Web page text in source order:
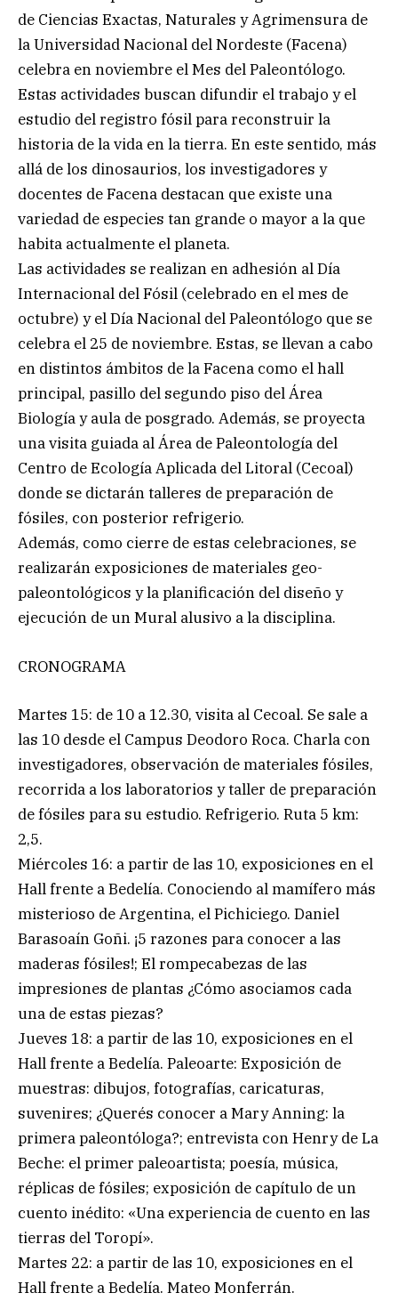
de Ciencias Exactas, Naturales y Agrimensura de
la Universidad Nacional del Nordeste (Facena)
celebra en noviembre el Mes del Paleontólogo.
Estas actividades buscan difundir el trabajo y el
estudio del registro fósil para reconstruir la
historia de la vida en la tierra. En este sentido, más
allá de los dinosaurios, los investigadores y
docentes de Facena destacan que existe una
variedad de especies tan grande o mayor a la que
habita actualmente el planeta.
Las actividades se realizan en adhesión al Día
Internacional del Fósil (celebrado en el mes de
octubre) y el Día Nacional del Paleontólogo que se
celebra el 25 de noviembre. Estas, se llevan a cabo
en distintos ámbitos de la Facena como el hall
principal, pasillo del segundo piso del Área
Biología y aula de posgrado. Además, se proyecta
una visita guiada al Área de Paleontología del
Centro de Ecología Aplicada del Litoral (Cecoal)
donde se dictarán talleres de preparación de
fósiles, con posterior refrigerio.
Además, como cierre de estas celebraciones, se
realizarán exposiciones de materiales geo-
paleontológicos y la planificación del diseño y
ejecución de un Mural alusivo a la disciplina.
CRONOGRAMA
Martes 15: de 10 a 12.30, visita al Cecoal. Se sale a
las 10 desde el Campus Deodoro Roca. Charla con
investigadores, observación de materiales fósiles,
recorrida a los laboratorios y taller de preparación
de fósiles para su estudio. Refrigerio. Ruta 5 km:
2,5.
Miércoles 16: a partir de las 10, exposiciones en el
Hall frente a Bedelía. Conociendo al mamífero más
misterioso de Argentina, el Pichiciego. Daniel
Barasoaín Goñi. ¡5 razones para conocer a las
maderas fósiles!; El rompecabezas de las
impresiones de plantas ¿Cómo asociamos cada
una de estas piezas?
Jueves 18: a partir de las 10, exposiciones en el
Hall frente a Bedelía. Paleoarte: Exposición de
muestras: dibujos, fotografías, caricaturas,
suvenires; ¿Querés conocer a Mary Anning: la
primera paleontóloga?; entrevista con Henry de La
Beche: el primer paleoartista; poesía, música,
réplicas de fósiles; exposición de capítulo de un
cuento inédito: «Una experiencia de cuento en las
tierras del Toropí».
Martes 22: a partir de las 10, exposiciones en el
Hall frente a Bedelía. Mateo Monferrán.